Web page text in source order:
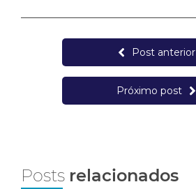
Post anterior
Próximo post
Posts relacionados